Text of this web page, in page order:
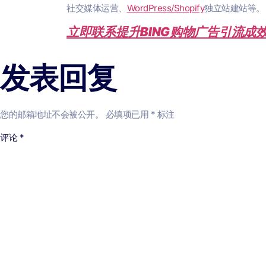
社交媒体运营、 WordPress/Shopify独立站建站等。
立即联系提升BING购物广告引流成
发表回复
您的邮箱地址不会被公开。 必填项已用 * 标注
评论 *